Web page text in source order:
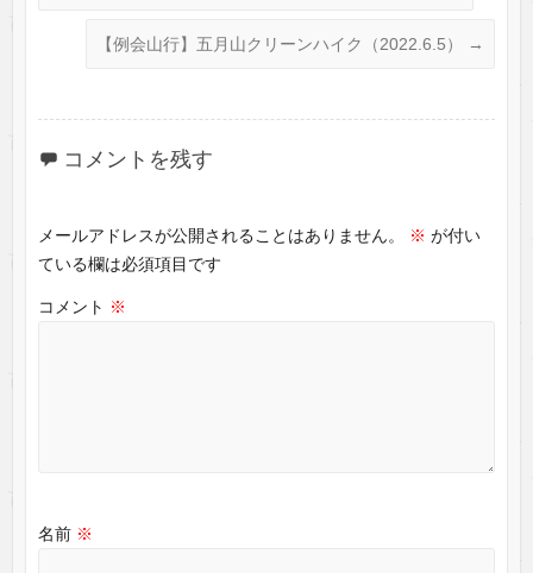
【例会山行】五月山クリーンハイク（2022.6.5） →
コメントを残す
メールアドレスが公開されることはありません。 ※ が付い
ている欄は必須項目です
コメント ※
名前 ※